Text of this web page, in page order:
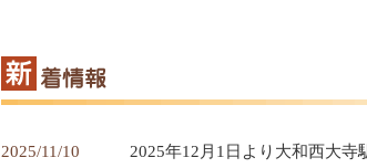
2025/11/10 2025年12月1日より大和西大寺